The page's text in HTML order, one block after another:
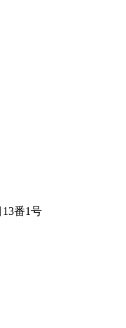
番1号